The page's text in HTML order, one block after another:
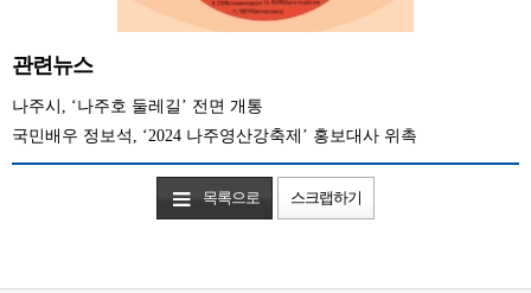
관련뉴스
나주시, ‘나주호 둘레길’ 전면 개통
국민배우 정보석, ‘2024 나주영산강축제’ 홍보대사 위촉
목록으로 스크랩하기